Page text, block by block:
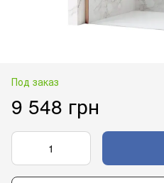
Под заказ
9 548 грн